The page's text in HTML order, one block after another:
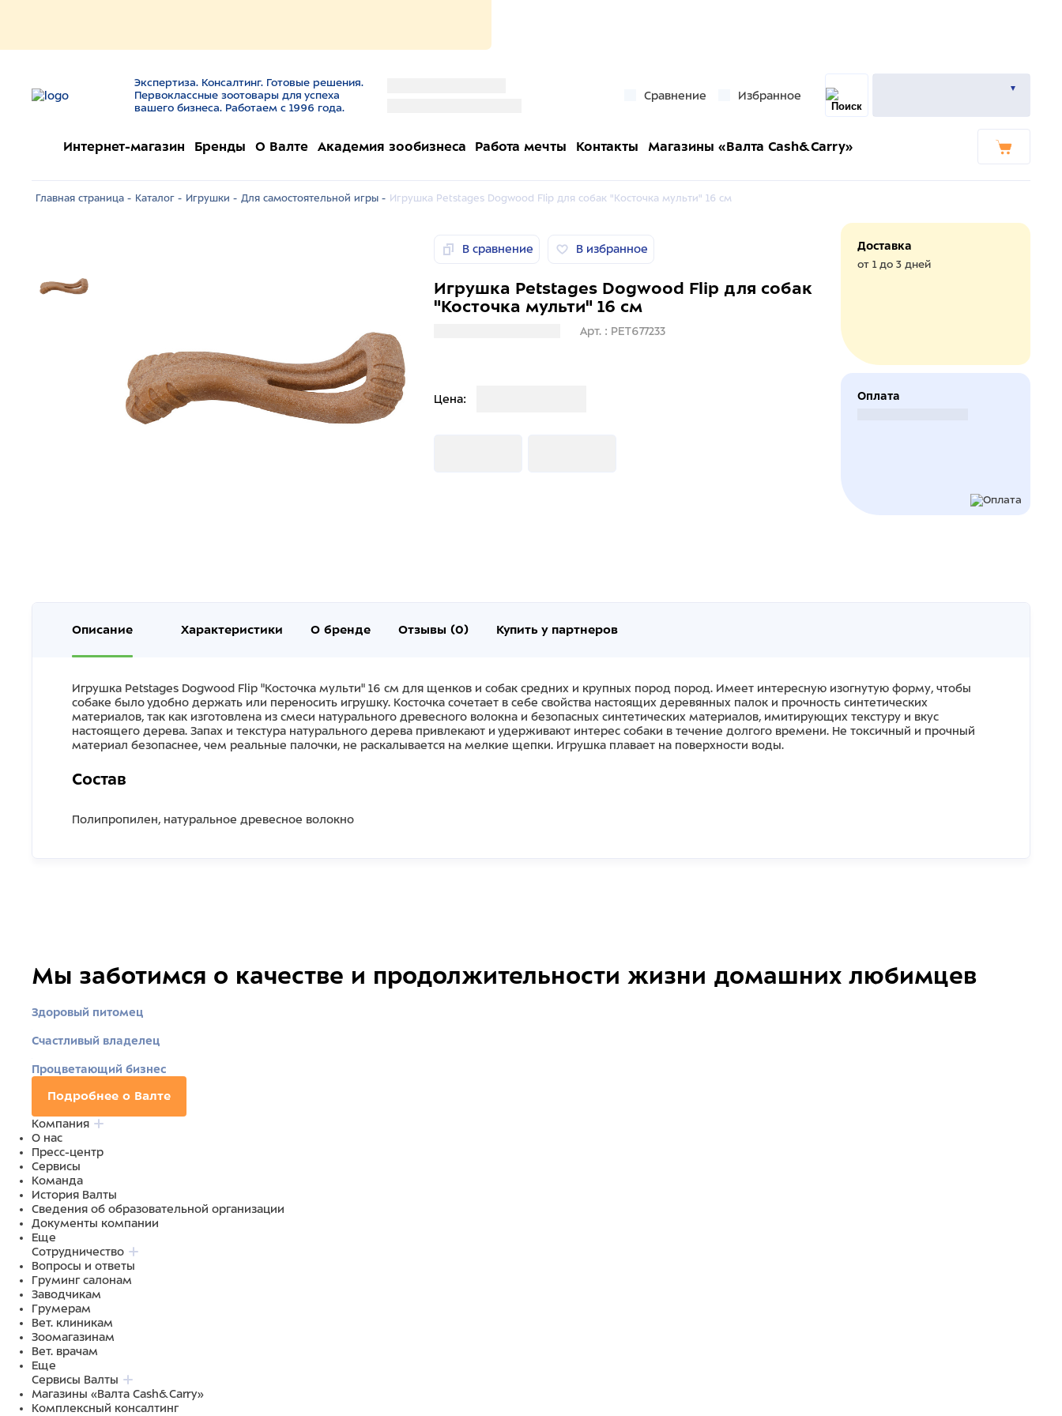
Экспертиза. Консалтинг. Готовые решения.
Первоклассные зоотовары для успеха
вашего бизнеса. Работаем с 1996 года.
Сравнение Избранное
Интернет-магазин Бренды О Валте Академия зообизнеса Работа мечты Контакты Магазины «Валта Cash&Carry»
Главная страница - Каталог - Игрушки - Для самостоятельной игры - Игрушка Petstages Dogwood Flip для собак "Косточка мульти" 16 см
В сравнение В избранное
Игрушка Petstages Dogwood Flip для собак
"Косточка мульти" 16 см
Арт. : PET677233
Цена:
Доставка
от 1 до 3 дней
Оплата
Описание Характеристики О бренде Отзывы (0) Купить у партнеров
Игрушка Petstages Dogwood Flip "Косточка мульти" 16 см для щенков и собак средних и крупных пород пород. Имеет интересную изогнутую форму, чтобы
собаке было удобно держать или переносить игрушку. Косточка сочетает в себе свойства настоящих деревянных палок и прочность синтетических
материалов, так как изготовлена из смеси натурального древесного волокна и безопасных синтетических материалов, имитирующих текстуру и вкус
настоящего дерева. Запах и текстура натурального дерева привлекают и удерживают интерес собаки в течение долгого времени. Не токсичный и прочный
материал безопаснее, чем реальные палочки, не раскалывается на мелкие щепки. Игрушка плавает на поверхности воды.
Состав
Полипропилен, натуральное древесное волокно
Мы заботимся о качестве и продолжительности жизни домашних любимцев
Здоровый питомец
Счастливый владелец
Процветающий бизнес
Подробнее о Валте
Компания
О нас
Пресс-центр
Сервисы
Команда
История Валты
Сведения об образовательной организации
Документы компании
Еще
Сотрудничество
Вопросы и ответы
Груминг салонам
Заводчикам
Грумерам
Вет. клиникам
Зоомагазинам
Вет. врачам
Еще
Сервисы Валты
Магазины «Валта Cash&Carry»
Комплексный консалтинг